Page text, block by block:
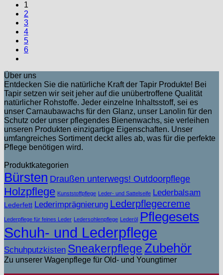
1
2
3
4
5
6
Über uns
Entdecken Sie die natürliche Kraft der Tapir Produkte! Bei
Tapir setzen wir seit jeher auf die unübertroffene Qualität
natürlicher Rohstoffe. Jeder einzelne Inhaltsstoff, sei es
unser Carnaubawachs für den Glanz, unser Lanolin für den
Schutz oder unser pflegendes Bienenwachs, sie verleihen
unseren Produkten einzigartige Eigenschaften. Unser
umfangreiches Sortiment deckt alles ab, was für die perfekte
Pflege benötigen wird.
Produktkategorien
Bürsten Draußen unterwegs! Outdoorpflege
Holzpflege Kunststoffpflege Leder- und Sattelseife Lederbalsam
Lederfett Lederimprägnierung Lederpflegecreme
Lederpflege für feines Leder Ledersohlenpflege Lederöl Pflegesets
Schuh- und Lederpflege
Schuhputzkisten Sneakerpflege Zubehör
Zu unserer Wagenpflege für Old- und Youngtimer